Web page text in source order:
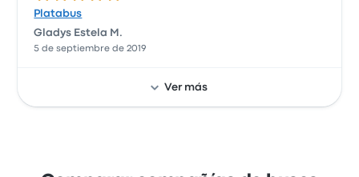
Platabus
Gladys Estela M.
5 de septiembre de 2019
5 de enero de 2019
Ver más